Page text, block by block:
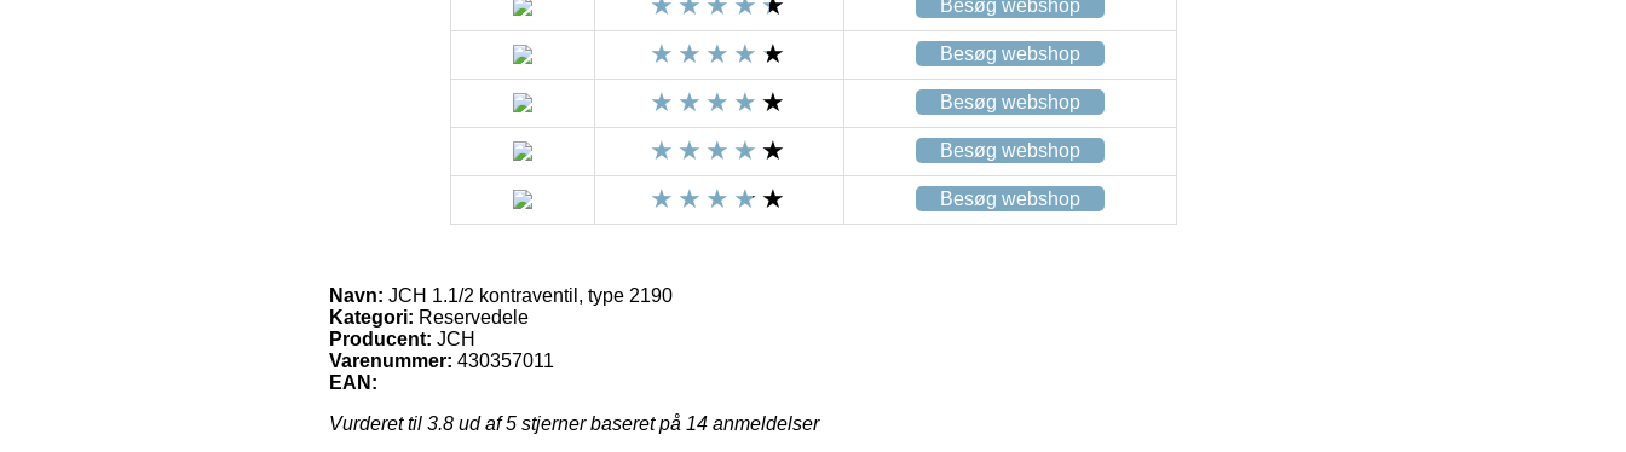
Besøg webshop
Besøg webshop
Besøg webshop
Besøg webshop
Besøg webshop
Navn: JCH 1.1/2 kontraventil, type 2190
Kategori: Reservedele
Producent: JCH
Varenummer: 430357011
EAN:
Vurderet til 3.8 ud af 5 stjerner baseret på 14 anmeldelser